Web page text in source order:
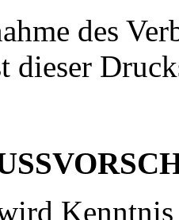
des
dieser
Kenntnis